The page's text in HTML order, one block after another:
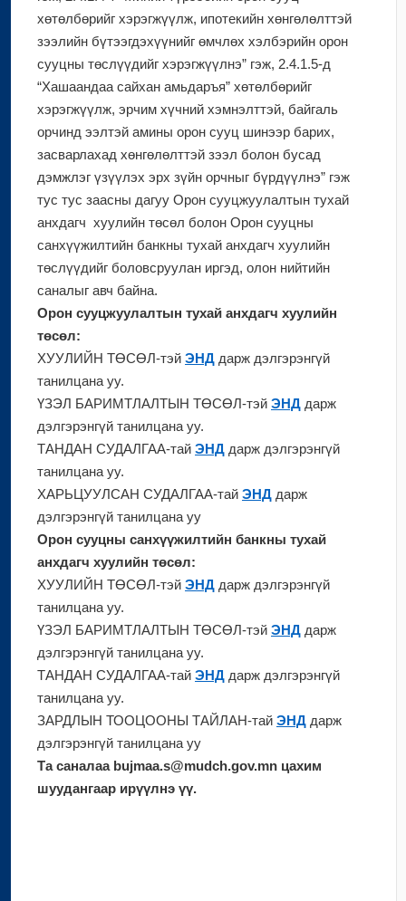
хөтөлбөрийг хэрэгжүүлж, ипотекийн хөнгөлөлттэй
зээлийн бүтээгдэхүүнийг өмчлөх хэлбэрийн орон
сууцны төслүүдийг хэрэгжүүлнэ” гэж, 2.4.1.5-д
“Хашаандаа сайхан амьдаръя” хөтөлбөрийг
хэрэгжүүлж, эрчим хүчний хэмнэлттэй, байгаль
орчинд ээлтэй амины орон сууц шинээр барих,
засварлахад хөнгөлөлттэй зээл болон бусад
дэмжлэг үзүүлэх эрх зүйн орчныг бүрдүүлнэ” гэж
тус тус заасны дагуу Орон сууцжуулалтын тухай
анхдагч хуулийн төсөл болон Орон сууцны
санхүүжилтийн банкны тухай анхдагч хуулийн
төслүүдийг боловсруулан иргэд, олон нийтийн
саналыг авч байна.
Орон сууцжуулалтын тухай анхдагч хуулийн
төсөл:
ХУУЛИЙН ТӨСӨЛ-тэй ЭНД дарж дэлгэрэнгүй
танилцана уу.
ҮЗЭЛ БАРИМТЛАЛТЫН ТӨСӨЛ-тэй ЭНД дарж
дэлгэрэнгүй танилцана уу.
ТАНДАН СУДАЛГАА-тай ЭНД дарж дэлгэрэнгүй
танилцана уу.
ХАРЬЦУУЛСАН СУДАЛГАА-тай ЭНД дарж
дэлгэрэнгүй танилцана уу
Орон сууцны санхүүжилтийн банкны тухай
анхдагч хуулийн төсөл:
ХУУЛИЙН ТӨСӨЛ-тэй ЭНД дарж дэлгэрэнгүй
танилцана уу.
ҮЗЭЛ БАРИМТЛАЛТЫН ТӨСӨЛ-тэй ЭНД дарж
дэлгэрэнгүй танилцана уу.
ТАНДАН СУДАЛГАА-тай ЭНД дарж дэлгэрэнгүй
танилцана уу.
ЗАРДЛЫН ТООЦООНЫ ТАЙЛАН-тай ЭНД дарж
дэлгэрэнгүй танилцана уу
Та саналаа bujmaa.s@mudch.gov.mn цахим
шуудангаар ирүүлнэ үү.